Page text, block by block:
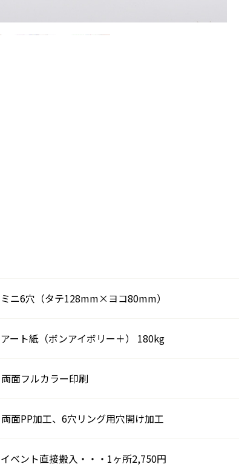
ミニ6穴（タテ128mm×ヨコ80mm）
アート紙（ボンアイボリー＋） 180kg
両面フルカラー印刷
両面PP加工、6穴リング用穴開け加工
イベント直接搬入・・・1ヶ所2,750円